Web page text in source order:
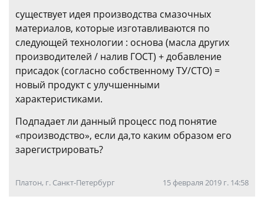
существует идея производства смазочных
материалов, которые изготавливаются по
следующей технологии : основа (масла других
производителей / налив ГОСТ) + добавление
присадок (согласно собственному ТУ/СТО) =
новый продукт с улучшенными
характеристиками.
Подпадает ли данный процесс под понятие
«производство», если да,то каким образом его
зарегистрировать?
Платон, г. Санкт-Петербург 15 февраля 2019 г. 14:58